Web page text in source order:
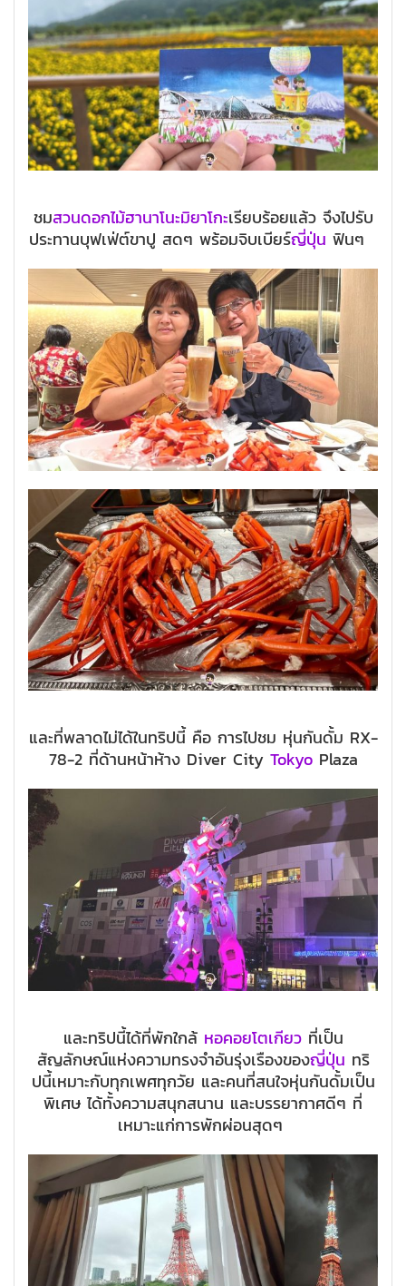
ชมสวนดอกไม้ฮานาโนะมิยาโกะเรียบร้อยแล้ว จึงไปรับ
ประทานบุฟเฟ่ต์ขาปู สดๆ พร้อมจิบเบียร์ญี่ปุ่น ฟินๆ
และที่พลาดไม่ได้ในทริปนี้ คือ การไปชม หุ่นกันดั้ม RX-
78-2 ที่ด้านหน้าห้าง Diver City TokyoPlaza
และทริปนี้ได้ที่พักใกล้ หอคอยโตเกียวที่เป็น
สัญลักษณ์แห่งความทรงจำอันรุ่งเรืองของญี่ปุ่น ทริ
ปนี้เหมาะกับทุกเพศทุกวัย และคนที่สนใจหุ่นกันดั้มเป็น
พิเศษ ได้ทั้งความสนุกสนาน และบรรยากาศดีๆ ที่
เหมาะแก่การพักผ่อนสุดๆ